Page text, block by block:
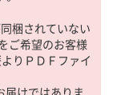
梱されていない
ご希望のお客様
りＰＤＦファイ
届けではありま